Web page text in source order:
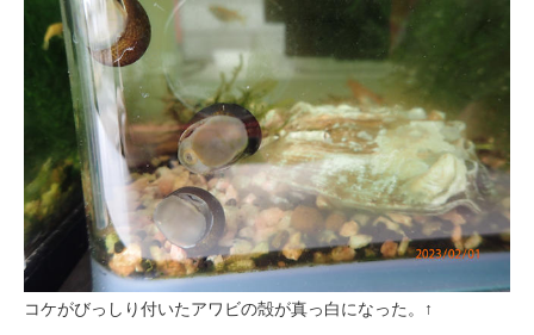
コケがびっしり付いたアワビの殻が真っ白になった。↑